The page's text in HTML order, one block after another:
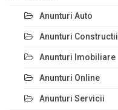
Anunturi Auto
Anunturi Constructii
Anunturi Imobiliare
Anunturi Online
Anunturi Servicii